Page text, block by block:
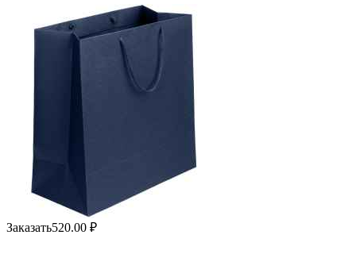
Заказать520.00 ₽